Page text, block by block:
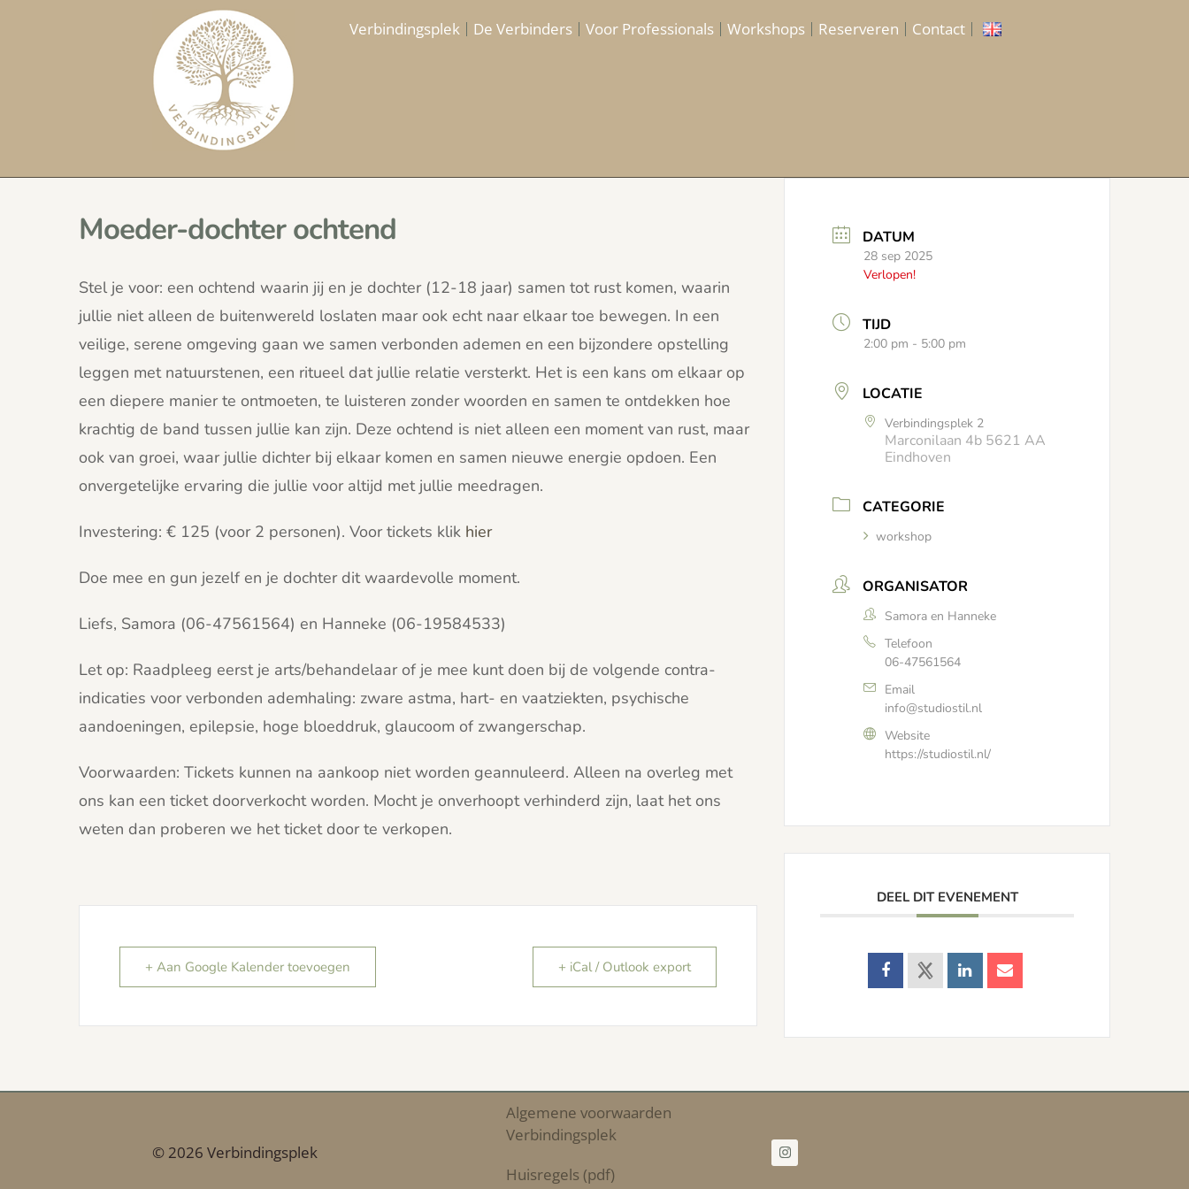
Verbindingsplek De Verbinders Voor Professionals Workshops Reserveren Contact
Moeder-dochter ochtend
Stel je voor: een ochtend waarin jij en je dochter (12-18 jaar) samen tot rust komen, waarin
jullie niet alleen de buitenwereld loslaten maar ook echt naar elkaar toe bewegen. In een
veilige, serene omgeving gaan we samen verbonden ademen en een bijzondere opstelling
leggen met natuurstenen, een ritueel dat jullie relatie versterkt. Het is een kans om elkaar op
een diepere manier te ontmoeten, te luisteren zonder woorden en samen te ontdekken hoe
krachtig de band tussen jullie kan zijn. Deze ochtend is niet alleen een moment van rust, maar
ook van groei, waar jullie dichter bij elkaar komen en samen nieuwe energie opdoen. Een
onvergetelijke ervaring die jullie voor altijd met jullie meedragen.
Investering: € 125 (voor 2 personen). Voor tickets klik hier
Doe mee en gun jezelf en je dochter dit waardevolle moment.
Liefs, Samora (06-47561564) en Hanneke (06-19584533)
Let op: Raadpleeg eerst je arts/behandelaar of je mee kunt doen bij de volgende contra-
indicaties voor verbonden ademhaling: zware astma, hart- en vaatziekten, psychische
aandoeningen, epilepsie, hoge bloeddruk, glaucoom of zwangerschap.
Voorwaarden: Tickets kunnen na aankoop niet worden geannuleerd. Alleen na overleg met
ons kan een ticket doorverkocht worden. Mocht je onverhoopt verhinderd zijn, laat het ons
weten dan proberen we het ticket door te verkopen.
+ Aan Google Kalender toevoegen + iCal / Outlook export
DATUM
28 sep 2025
Verlopen!
TIJD
2:00 pm - 5:00 pm
LOCATIE
Verbindingsplek 2
Marconilaan 4b 5621 AA
Eindhoven
CATEGORIE
workshop
ORGANISATOR
Samora en Hanneke
Telefoon
06-47561564
Email
info@studiostil.nl
Website
https://studiostil.nl/
DEEL DIT EVENEMENT
© 2026 Verbindingsplek
Algemene voorwaarden
Verbindingsplek
Huisregels (pdf)